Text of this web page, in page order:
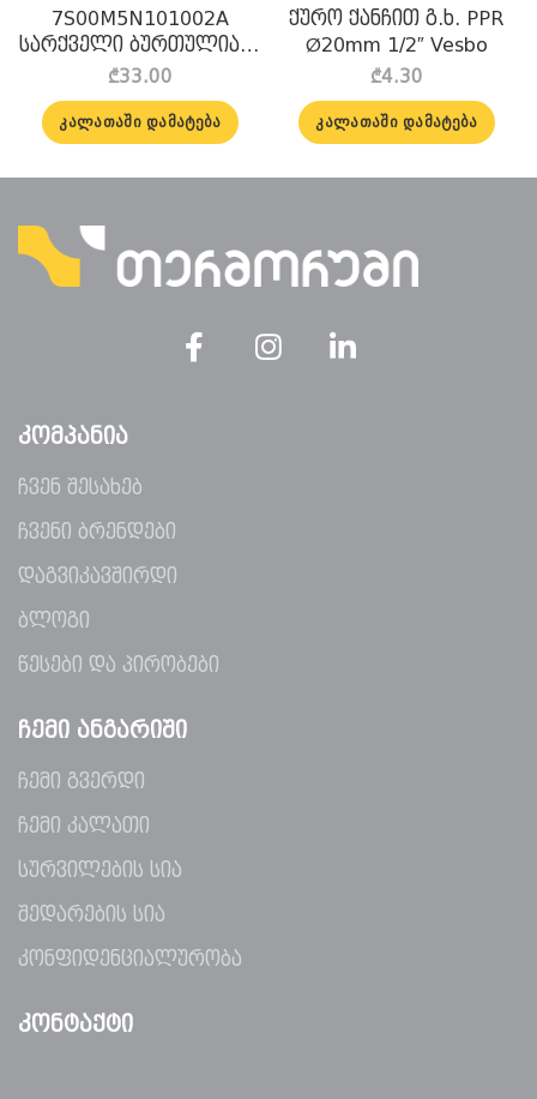
7S00M5N101002A
სარქველი ბურთულიანი
ჩახსნადი ქანჩით 1 “F x
1 “M GF
₾33.00
ᲙᲐᲚᲐᲗᲐᲨᲘ ᲓᲐᲛᲐᲢᲔᲑᲐ
ქურო ქანჩით გ.ხ. PPR
Ø20mm 1/2″ Vesbo
₾4.30
ᲙᲐᲚᲐᲗᲐᲨᲘ ᲓᲐᲛᲐᲢᲔᲑᲐ
ᲙᲝᲛᲞᲐᲜᲘᲐ
ჩვენ შესახებ
ჩვენი ბრენდები
დაგვიკავშირდი
ბლოგი
წესები და პირობები
ᲩᲔᲛᲘ ᲐᲜᲒᲐᲠᲘᲨᲘ
ჩემი გვერდი
ჩემი კალათი
სურვილების სია
შედარების სია
კონფიდენციალურობა
ᲙᲝᲜᲢᲐᲥᲢᲘ